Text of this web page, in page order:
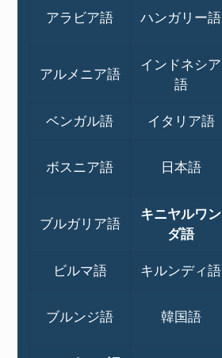
アラビア語 ハンガリー語
アルメニア語
インドネシア
語
ベンガル語 イタリア語
ボスニア語 日本語
ブルガリア語
キニヤルワン
ダ語
ビルマ語 キルンディ語
ブルンジ語 韓国語